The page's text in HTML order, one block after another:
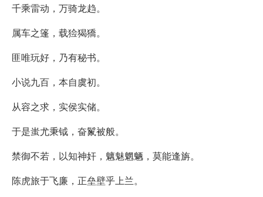
千乘雷动，万骑龙趋。
属车之篷，载猃猲獢。
匪唯玩好，乃有秘书。
小说九百，本自虞初。
从容之求，实侯实储。
于是蚩尤秉钺，奋鬣被般。
禁御不若，以知神奸，魑魅魍魉，莫能逢旃。
陈虎旅于飞廉，正垒壁乎上兰。